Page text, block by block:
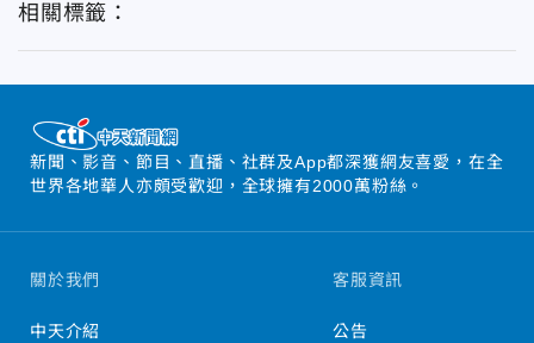
相關標籤：
新聞、影音、節目、直播、社群及App都深獲網友喜愛，在全
世界各地華人亦頗受歡迎，全球擁有2000萬粉絲。
關於我們
中天介紹
客服資訊
公告